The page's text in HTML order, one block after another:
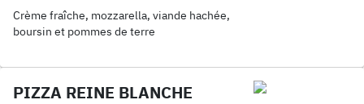
Crème fraîche, mozzarella, viande hachée,
boursin et pommes de terre
PIZZA REINE BLANCHE